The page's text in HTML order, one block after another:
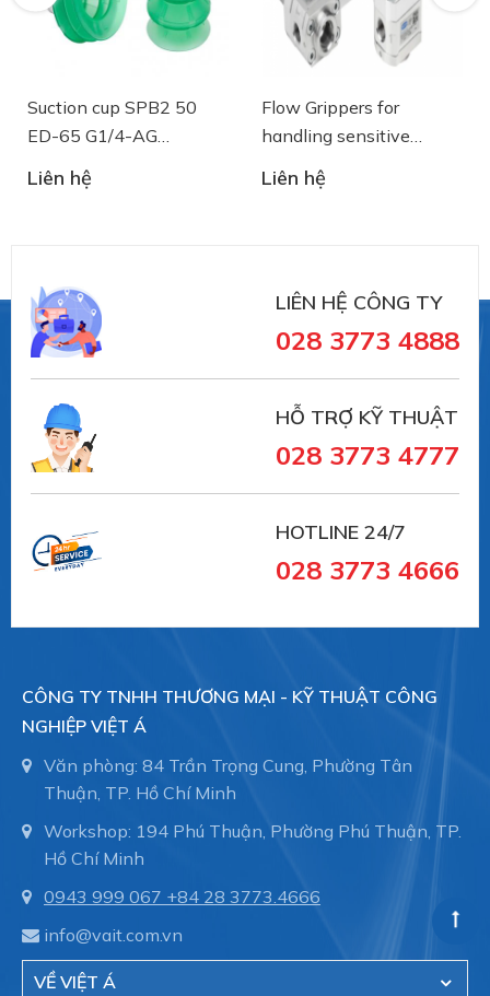
Suction cup SPB2 50
ED-65 G1/4-AG
- 10.01.06.03461 - Núm
hút chân không Schmalz
Liên hệ
Flow Grippers for
handling sensitive
components
Liên hệ
LIÊN HỆ CÔNG TY
028 3773 4888
HỖ TRỢ KỸ THUẬT
028 3773 4777
HOTLINE 24/7
028 3773 4666
CÔNG TY TNHH THƯƠNG MẠI - KỸ THUẬT CÔNG
NGHIỆP VIỆT Á
Văn phòng: 84 Trần Trọng Cung, Phường Tân
Thuận, TP. Hồ Chí Minh
Workshop: 194 Phú Thuận, Phường Phú Thuận, TP.
Hồ Chí Minh
0943 999 067 +84 28 3773.4666
info@vait.com.vn
VỀ VIỆT Á